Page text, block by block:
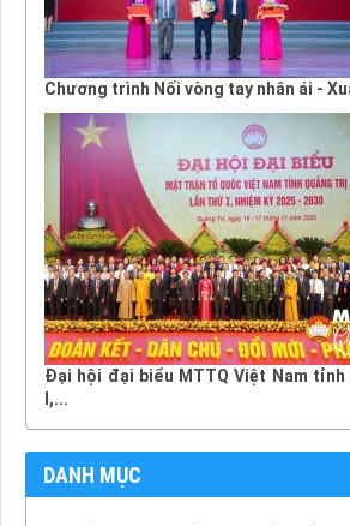
Chương trình Nối vòng tay nhân ái -
Đại hội đại biểu MTTQ Việt Nam
I,...
DANH MỤC